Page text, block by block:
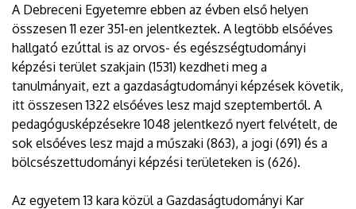
A Debreceni Egyetemre ebben az évben első helyen
összesen 11 ezer 351-en jelentkeztek. A legtöbb elsőéves
hallgató ezúttal is az orvos- és egészségtudományi
képzési terület szakjain (1531) kezdheti meg a
tanulmányait, ezt a gazdaságtudományi képzések követik,
itt összesen 1322 elsőéves lesz majd szeptembertől. A
pedagógusképzésekre 1048 jelentkező nyert felvételt, de
sok elsőéves lesz majd a műszaki (863), a jogi (691) és a
bölcsészettudományi képzési területeken is (626).
Az egyetem 13 kara közül a Gazdaságtudományi Kar